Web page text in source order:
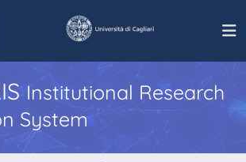
Institutional Research
System